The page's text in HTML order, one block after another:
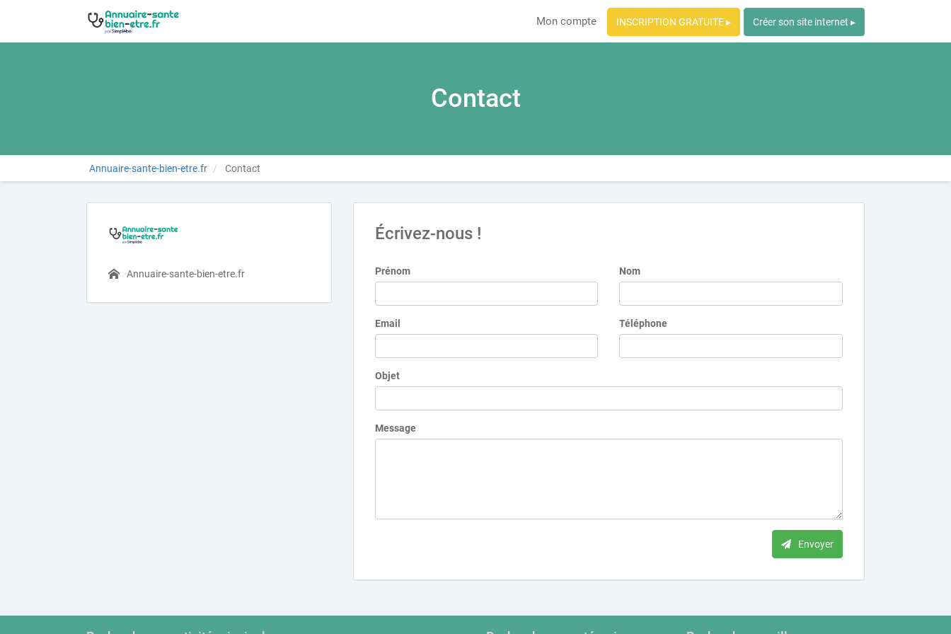
Mon compte INSCRIPTION GRATUITE ▸ Créer son site internet ▸
Contact
Annuaire-sante-bien-etre.fr Contact
Annuaire-sante-bien-etre.fr
Écrivez-nous !
Prénom Nom
Email Téléphone
Objet
Message
Envoyer